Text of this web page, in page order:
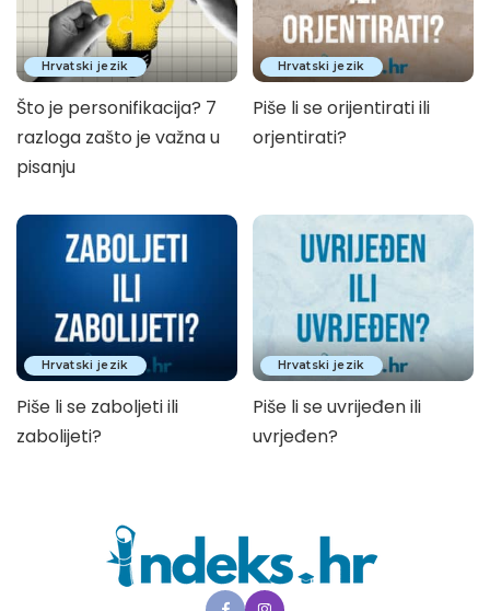
Hrvatski jezik
Što je personifikacija? 7
razloga zašto je važna u
pisanju
Hrvatski jezik
Piše li se orijentirati ili
orjentirati?
Hrvatski jezik
Piše li se zaboljeti ili
zabolijeti?
Hrvatski jezik
Piše li se uvrijeđen ili
uvrjeđen?